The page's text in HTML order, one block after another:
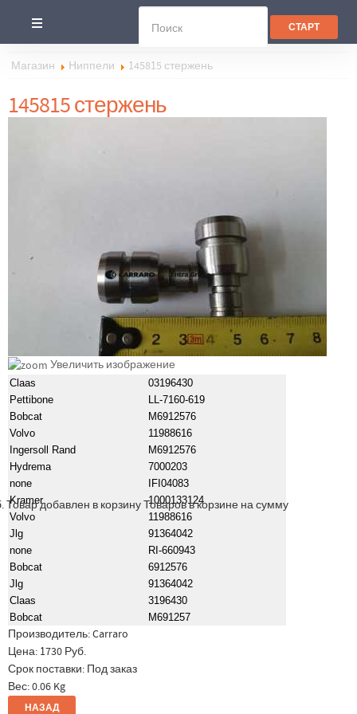
Товар добавлен в корзину Товаров в корзине на сумму
Магазин Ниппели 145815 стержень
145815 стержень
Увеличить изображение
Claas
03196430
Pettibone
LL-7160-619
Bobcat
M6912576
Volvo
11988616
Ingersoll Rand
M6912576
Hydrema
7000203
none
IFI04083
Kramer
1000133124
Volvo
11988616
Jlg
91364042
none
RI-660943
Bobcat
6912576
Jlg
91364042
Claas
3196430
Bobcat
M691257
Производитель:Carraro
Цена: 1730 Руб.
Срок поставки: Под заказ
Вес:0.06 Kg